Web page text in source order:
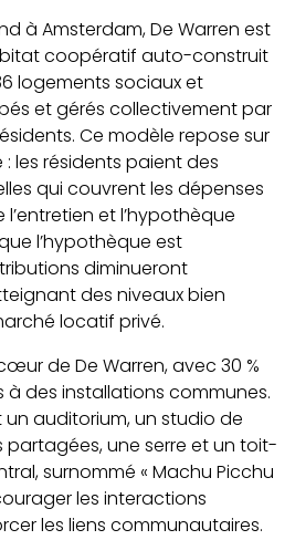
à Amsterdam, De Warren est
coopératif auto-construit
logements sociaux et
et gérés collectivement par
Ce modèle repose sur
les résidents paient des
qui couvrent les dépenses
l’entretien et l’hypothèque
l’hypothèque est
diminueront
des niveaux bien
locatif privé.
de De Warren, avec 30 %
à des installations communes.
auditorium, un studio de
partagées, une serre et un toit-
surnommé « Machu Picchu
les interactions
les liens communautaires.